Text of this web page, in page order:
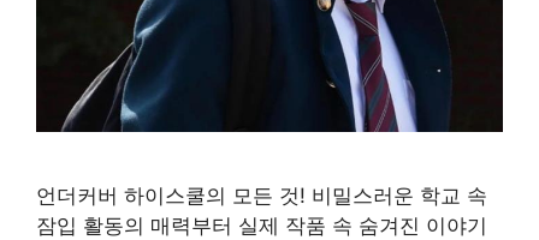
언더커버 하이스쿨의 모든 것! 비밀스러운 학교 속
잠입 활동의 매력부터 실제 작품 속 숨겨진 이야기